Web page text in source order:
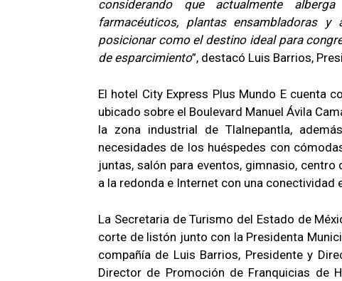
considerando que actualmente
farmacéuticos, plantas ensambladoras
posicionar como el destino ideal para
de esparcimiento”, destacó Luis Barrios,
El hotel City Express Plus Mundo E cuenta
ubicado sobre el Boulevard Manuel Ávila
la zona industrial de Tlalnepantla,
necesidades de los huéspedes con
juntas, salón para eventos, gimnasio,
a la redonda e Internet con una
La Secretaria de Turismo del Estado de
corte de listón junto con la Presidenta
compañía de Luis Barrios, Presidente y
Director de Promoción de Franquicias de